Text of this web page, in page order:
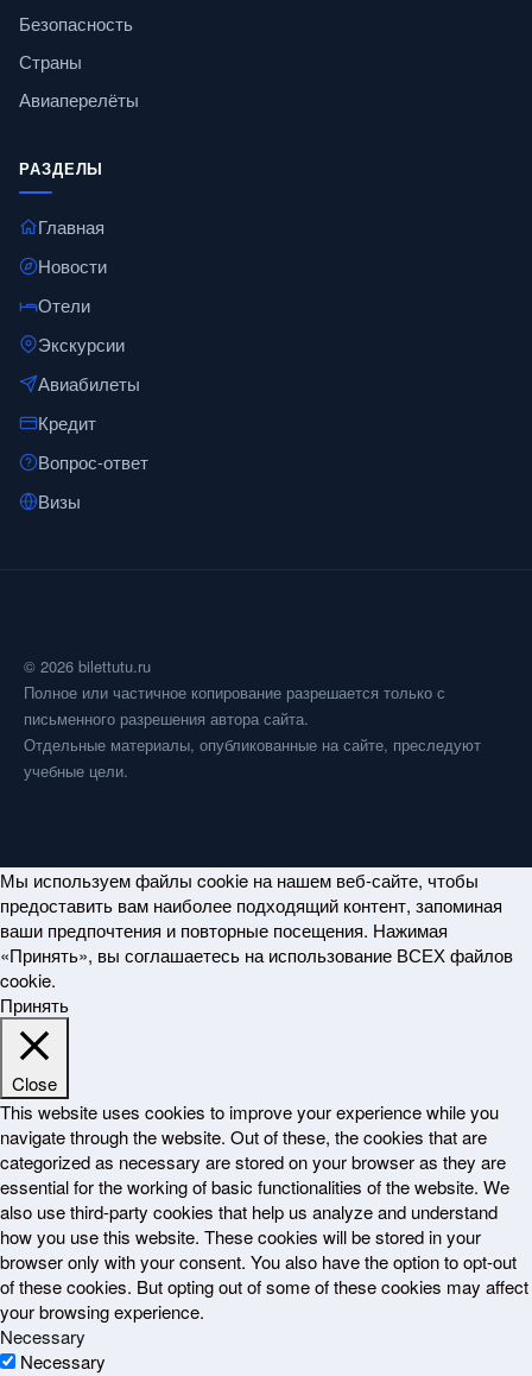
Безопасность
Страны
Авиаперелёты
РАЗДЕЛЫ
Главная
Новости
Отели
Экскурсии
Авиабилеты
Кредит
Вопрос-ответ
Визы
© 2026 bilettutu.ru
Полное или частичное копирование разрешается только с
письменного разрешения автора сайта.
Отдельные материалы, опубликованные на сайте, преследуют
учебные цели.
Мы используем файлы cookie на нашем веб-сайте, чтобы
предоставить вам наиболее подходящий контент, запоминая
ваши предпочтения и повторные посещения. Нажимая
«Принять», вы соглашаетесь на использование ВСЕХ файлов
cookie.
Принять
Close
This website uses cookies to improve your experience while you
navigate through the website. Out of these, the cookies that are
categorized as necessary are stored on your browser as they are
essential for the working of basic functionalities of the website. We
also use third-party cookies that help us analyze and understand
how you use this website. These cookies will be stored in your
browser only with your consent. You also have the option to opt-out
of these cookies. But opting out of some of these cookies may affect
your browsing experience.
Necessary
Necessary